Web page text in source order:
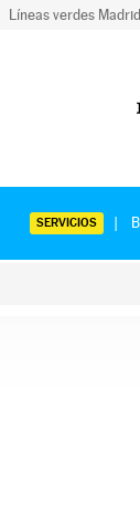
Líneas verdes Madrid
SERVICIOS